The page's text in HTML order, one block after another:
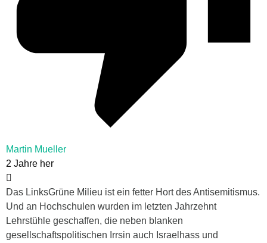
Martin Mueller
2 Jahre her
Das LinksGrüne Milieu ist ein fetter Hort des Antisemitismus.
Und an Hochschulen wurden im letzten Jahrzehnt
Lehrstühle geschaffen, die neben blanken
gesellschaftspolitischen Irrsin auch Israelhass und